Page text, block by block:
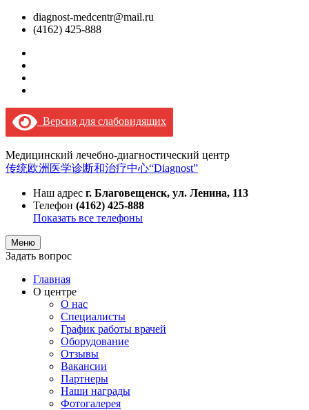
diagnost-medcentr@mail.ru
(4162) 425-888
Версия для слабовидящих
Медицинский лечебно-диагностический центр
传统欧洲医学诊断和治疗中心“Diagnost”
Наш адрес г. Благовещенск, ул. Ленина, 113
Телефон (4162) 425-888
Показать все телефоны
Меню
Задать вопрос
Главная
О центре
О нас
Специалисты
График работы врачей
Оборудование
Отзывы
Вакансии
Партнеры
Наши награды
Фотогалерея